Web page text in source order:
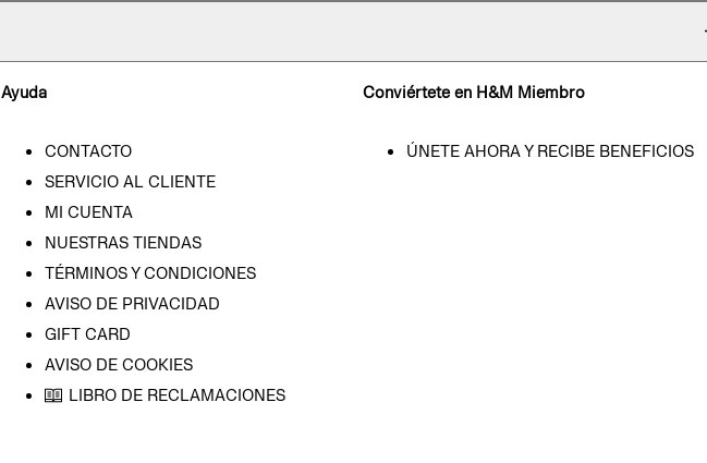
Ayuda
CONTACTO
SERVICIO AL CLIENTE
MI CUENTA
NUESTRAS TIENDAS
TÉRMINOS Y CONDICIONES
AVISO DE PRIVACIDAD
GIFT CARD
AVISO DE COOKIES
LIBRO DE RECLAMACIONES
Conviértete en H&M Miembro
ÚNETE AHORA Y RECIBE BENEFICIOS